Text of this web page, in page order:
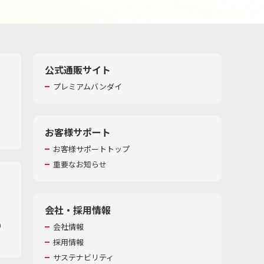
公式通販サイト
プレミアムバンダイ
お客様サポート
お客様サポートトップ
重要なお知らせ
会社・採用情報
会社情報
採用情報
サステナビリティ